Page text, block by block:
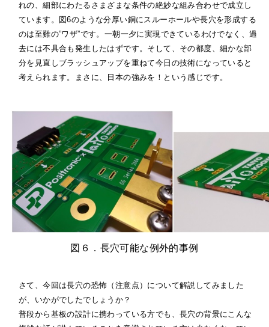
れの、細部にわたるさまざまな条件の絶妙な組み合わせで成立し
ています。図6のような分厚い銅にスルーホールや長穴を形成する
のは至難の”ワザ”です。一朝一夕に実現できているわけでなく、過
去には不具合も発生したはずです。そして、その都度、細かな部
分を見直しブラッシュアップを重ねて今日の技術になっていると
考えられます。まさに、日本の強みを！という感じです。
図６．長穴可能な例外的事例
さて、今回は長穴の恐怖（注意点）について解説してみました
が、いかがでしたでしょうか？
普段から基板の設計に携わっている方でも、長穴の背景にこんな